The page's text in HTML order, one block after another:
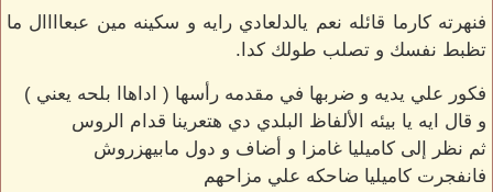
فنهرته كارما قائله نعم يالدلعادي رايه و سكينه مين عبعاااال ما
تظبط نفسك و تصلب طولك كدا.
فكور علي يديه و ضربها في مقدمه رأسها ( اداهاا بلحه يعني )
و قال ايه يا بيئه الألفاظ البلدي دي هتعرينا قدام الروس
ثم نظر إلى كاميليا غامزا و أضاف و دول مابيهزروش
فانفجرت كاميليا ضاحكه علي مزاحهم